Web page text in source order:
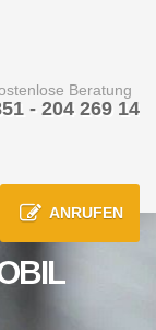
Beratung
- 204 269 14
ANRUFEN